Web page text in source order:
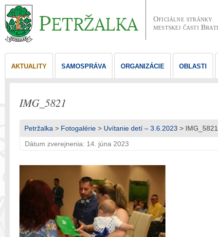
Oficiálne stránky
mestskej časti
AKTUALITY SAMOSPRÁVA ORGANIZÁCIE OBLASTI
IMG_5821
Petržalka > Fotogalérie > Uvítanie detí – 3.6.2023 > IMG_5821
Dátum zverejnenia: 14. júna 2023